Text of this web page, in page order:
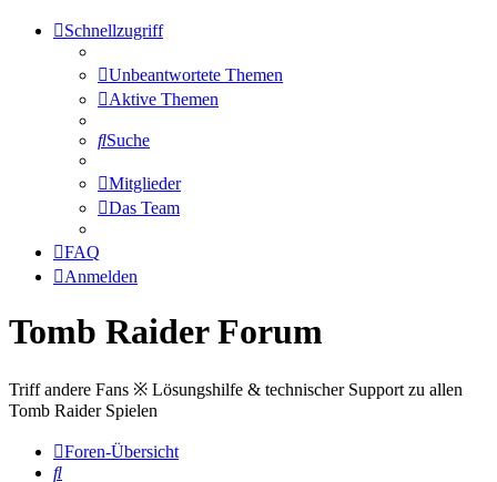
Schnellzugriff
Unbeantwortete Themen
Aktive Themen
Suche
Mitglieder
Das Team
FAQ
Anmelden
Tomb Raider Forum
Triff andere Fans ※ Lösungshilfe & technischer Support zu allen
Tomb Raider Spielen
Foren-Übersicht
Suche